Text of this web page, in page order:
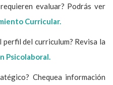
evaluar? Podrás ver
Curricular.
perfil del curriculum? Revisa la
Psicolaboral.
Chequea información